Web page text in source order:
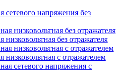
сетевого напряжения без
низковольтная без отражателя
низковольтная с отражателем